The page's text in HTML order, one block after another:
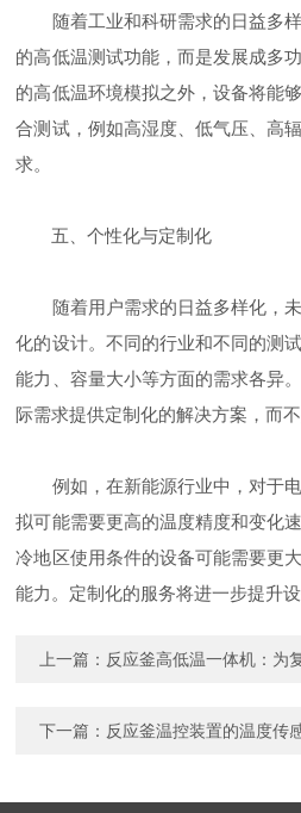
随着工业和科研需求的日益多样
的高低温测试功能，而是发展成多
的高低温环境模拟之外，设备将能
合测试，例如高湿度、低气压、高
求。
五、个性化与定制化
随着用户需求的日益多样化，未
化的设计。不同的行业和不同的测
能力、容量大小等方面的需求各异
际需求提供定制化的解决方案，而
例如，在新能源行业中，对于电
拟可能需要更高的温度精度和变化
冷地区使用条件的设备可能需要更
能力。定制化的服务将进一步提升
上一篇： 反应釜高低温一体机：为
下一篇： 反应釜温控装置的温度传